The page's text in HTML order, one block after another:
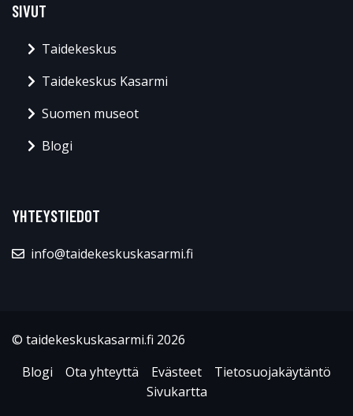
SIVUT
Taidekeskus
Taidekeskus Kasarmi
Suomen museot
Blogi
YHTEYSTIEDOT
info@taidekeskuskasarmi.fi
© taidekeskuskasarmi.fi 2026
Blogi
Ota yhteyttä Evästeet
Tietosuojakäytäntö
Sivukartta